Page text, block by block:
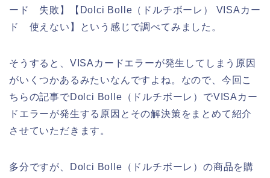
ード 失敗】【Dolci Bolle（ドルチボーレ） VISAカー
ド 使えない】という感じで調べてみました。
そうすると、VISAカードエラーが発生してしまう原因
がいくつかあるみたいなんですよね。なので、今回こ
ちらの記事でDolci Bolle（ドルチボーレ）でVISAカー
ドエラーが発生する原因とその解決策をまとめて紹介
させていただきます。
多分ですが、Dolci Bolle（ドルチボーレ）の商品を購